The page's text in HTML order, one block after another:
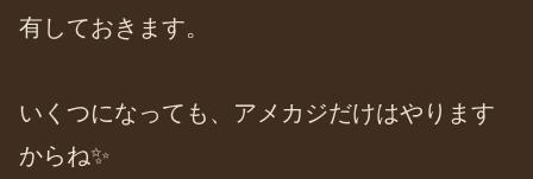
有しておきます。
いくつになっても、アメカジだけはやります
からね✨